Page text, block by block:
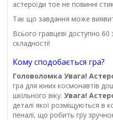
астероїди тое не повинні
Так що завдання може
Всього гравцеві доступно 60
складності!
Кому сподобається гра?
Головоломка Увага!
гра для юних космонавтів
шкільного віку. Увага!
деталі якої розміщуються в
пеналі, що робить гру